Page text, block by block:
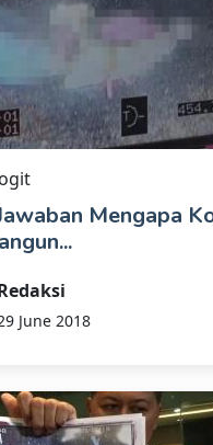
Mengapa
June 2018